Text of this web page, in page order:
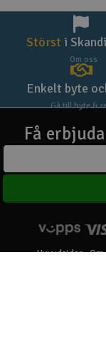
Störst i
Om oss
Enkelt byte
Gå till byte &
Få
Huvudsidan